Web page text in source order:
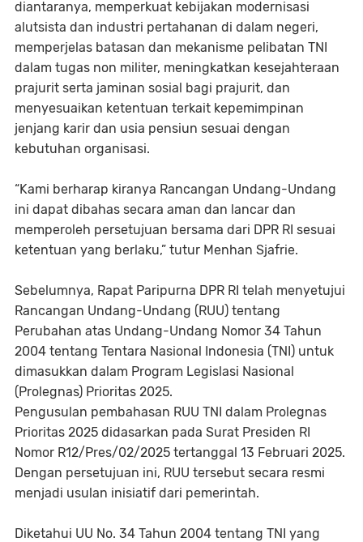
diantaranya, memperkuat kebijakan modernisasi
alutsista dan industri pertahanan di dalam negeri,
memperjelas batasan dan mekanisme pelibatan TNI
dalam tugas non militer, meningkatkan kesejahteraan
prajurit serta jaminan sosial bagi prajurit, dan
menyesuaikan ketentuan terkait kepemimpinan
jenjang karir dan usia pensiun sesuai dengan
kebutuhan organisasi.
“Kami berharap kiranya Rancangan Undang-Undang
ini dapat dibahas secara aman dan lancar dan
memperoleh persetujuan bersama dari DPR RI sesuai
ketentuan yang berlaku,” tutur Menhan Sjafrie.
Sebelumnya, Rapat Paripurna DPR RI telah menyetujui
Rancangan Undang-Undang (RUU) tentang
Perubahan atas Undang-Undang Nomor 34 Tahun
2004 tentang Tentara Nasional Indonesia (TNI) untuk
dimasukkan dalam Program Legislasi Nasional
(Prolegnas) Prioritas 2025.
Pengusulan pembahasan RUU TNI dalam Prolegnas
Prioritas 2025 didasarkan pada Surat Presiden RI
Nomor R12/Pres/02/2025 tertanggal 13 Februari 2025.
Dengan persetujuan ini, RUU tersebut secara resmi
menjadi usulan inisiatif dari pemerintah.
Diketahui UU No. 34 Tahun 2004 tentang TNI yang